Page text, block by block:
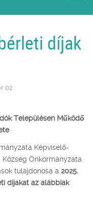
díjak
02
Településen Működő
Képviselő-
Önkormányzata
tulajdonosa a 2025.
díjakat az alábbiak